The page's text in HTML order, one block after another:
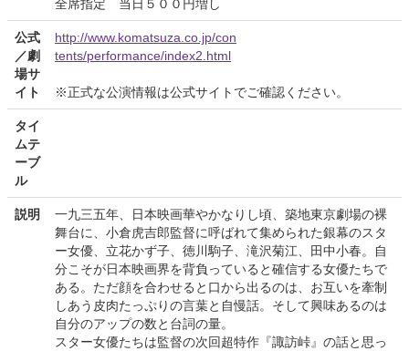
全席指定 当日５００円増し
公式
／劇
場サ
イト
http://www.komatsuza.co.jp/con
tents/performance/index2.html
※正式な公演情報は公式サイトでご確認ください。
タイ
ムテ
ーブ
ル
説明
一九三五年、日本映画華やかなりし頃、築地東京劇場の裸
舞台に、小倉虎吉郎監督に呼ばれて集められた銀幕のスタ
ー女優、立花かず子、徳川駒子、滝沢菊江、田中小春。自
分こそが日本映画界を背負っていると確信する女優たちで
ある。ただ顔を合わせると口から出るのは、お互いを牽制
しあう皮肉たっぷりの言葉と自慢話。そして興味あるのは
自分のアップの数と台詞の量。
スター女優たちは監督の次回超特作『諏訪峠』の話と思っ